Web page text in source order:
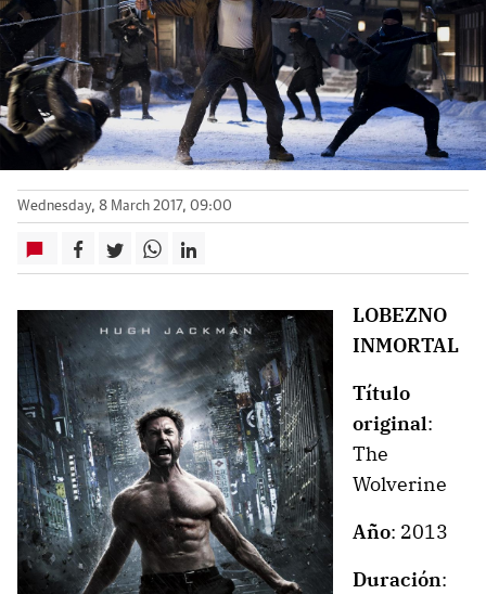
Wednesday, 8 March 2017, 09:00
LOBEZNO
INMORTAL
Título
original:
The
Wolverine
Año: 2013
Duración: